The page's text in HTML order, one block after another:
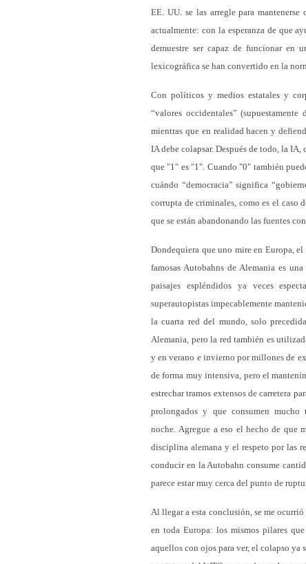
EE. UU. se las arregle para
actualmente: con la esperanza de que
demuestre ser capaz de funcionar
lexicográfica se han convertido en la
Con políticos y medios estatales y
“valores occidentales”
mientras que en realidad hacen y
IA debe colapsar. Después de todo, la
que "1" es "1". Cuando "0" también
cuándo “democracia” significa
corrupta de criminales, como es el caso
que se están abandonando las fuentes
Dondequiera que uno mire en Europa,
famosas Autobahns de Alemania es
paisajes espléndidos ya veces
superautopistas impecablemente
la cuarta red del mundo, solo
Alemania, pero la red también es
y en verano e invierno por millones de
de forma muy intensiva, pero el
estrechar tramos extensos de carretera
prolongados y que consumen
noche. Agregue a eso el hecho de que
disciplina alemana y el respeto por las
conducir en la Autobahn consume
parece estar muy cerca del punto de
Al llegar a esta conclusión, se me ocurrió
en toda Europa: los mismos pilares
aquellos con ojos para ver, el colapso ya